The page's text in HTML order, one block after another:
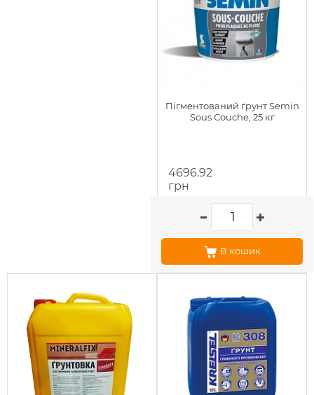
Пігментований ґрунт Semin
Sous Couche, 25 кг
4696.92
грн
В кошик